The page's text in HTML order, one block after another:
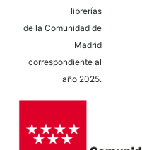
librerías
de la Comunidad de
Madrid
correspondiente al
año 2025.